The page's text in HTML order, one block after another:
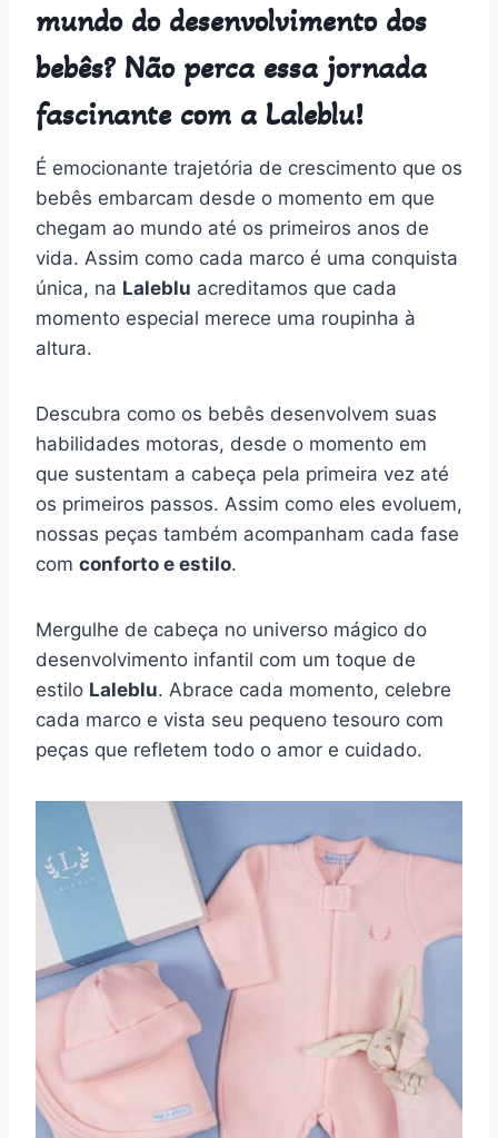
mundo do desenvolvimento dos
bebês? Não perca essa jornada
fascinante com a Laleblu!
É emocionante trajetória de crescimento que os
bebês embarcam desde o momento em que
chegam ao mundo até os primeiros anos de
vida. Assim como cada marco é uma conquista
única, na Laleblu acreditamos que cada
momento especial merece uma roupinha à
altura.
Descubra como os bebês desenvolvem suas
habilidades motoras, desde o momento em
que sustentam a cabeça pela primeira vez até
os primeiros passos. Assim como eles evoluem,
nossas peças também acompanham cada fase
com conforto e estilo.
Mergulhe de cabeça no universo mágico do
desenvolvimento infantil com um toque de
estilo Laleblu. Abrace cada momento, celebre
cada marco e vista seu pequeno tesouro com
peças que refletem todo o amor e cuidado.